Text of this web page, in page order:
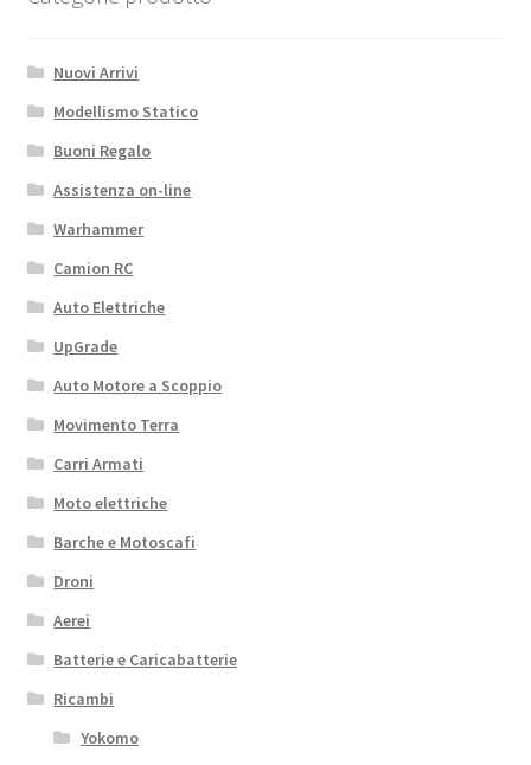
Nuovi Arrivi
Modellismo Statico
Buoni Regalo
Assistenza on-line
Warhammer
Camion RC
Auto Elettriche
UpGrade
Auto Motore a Scoppio
Movimento Terra
Carri Armati
Moto elettriche
Barche e Motoscafi
Droni
Aerei
Batterie e Caricabatterie
Ricambi
Yokomo